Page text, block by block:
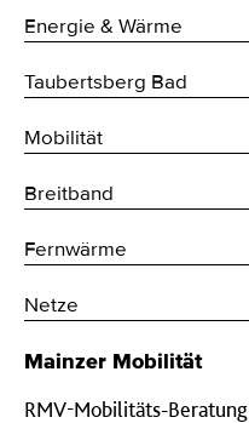
Energie & Wärme
Taubertsberg Bad
Mobilität
Breitband
Fernwärme
Netze
Mainzer Mobilität
RMV-Mobilitäts-Beratung